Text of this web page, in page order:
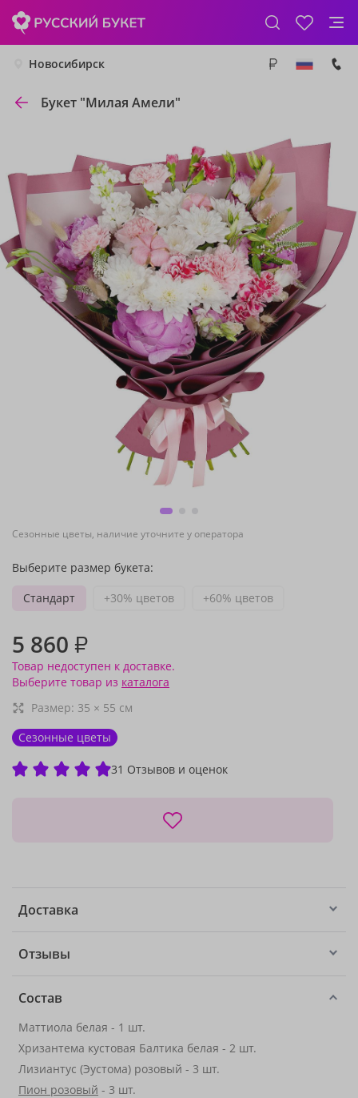
Новосибирск
Букет "Милая Амели"
Сезонные цветы, наличие уточните у оператора
Выберите размер букета:
Стандарт
+30% цветов +60% цветов
5 860 ₽
Товар недоступен к доставке.
Выберите товар из каталога
Размер: 35 × 55 см
Сезонные цветы
31 Отзывов и оценок
Доставка
Отзывы
Состав
Маттиола белая - 1 шт.
Хризантема кустовая Балтика белая - 2 шт.
Лизиантус (Эустома) розовый - 3 шт.
Пион розовый - 3 шт.